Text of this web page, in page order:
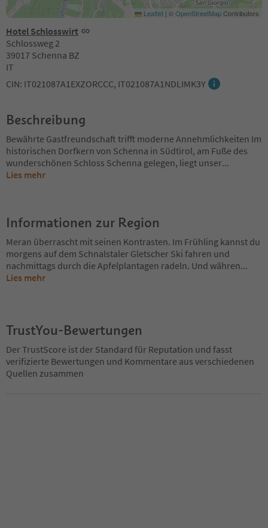
Hotel Schlosswirt
Schlossweg 2
39017 Schenna BZ
IT
CIN: IT021087A1EXZORCCC, IT021087A1NDLIMK3Y
Leaflet | ©OpenStreetMapContributors
Beschreibung
Bewährte Gastfreundschaft trifft moderne Annehmlichkeiten Im
historischen Dorfkern von Schenna in Südtirol, am Fuße des
wunderschönen Schloss Schenna gelegen, liegt unser...
Lies mehr
Informationen zur Region
Meran überrascht mit seinen Kontrasten. Im Frühling kannst du
morgens auf dem Schnalstaler Gletscher Ski fahren und
nachmittags durch die Apfelplantagen radeln. Und währen...
Lies mehr
TrustYou-Bewertungen
Der TrustScore ist der Standard für Reputation und fasst
verifizierte Bewertungen und Kommentare aus verschiedenen
Quellen zusammen